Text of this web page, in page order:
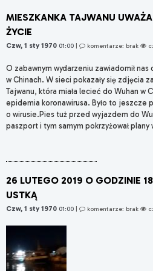
MIESZKANKA TAJWANU
ŻYCIE
Czw, 1 sty 1970 01:00 | komentarze: brak
O zabawnym wydarzeniu zawiadomił
w Chinach. W sieci pokazały się zdjęcia
Tajwanu, która miała lecieć do Wuhan w
epidemia koronawirusa. Było to jeszcze
o wirusie.Pies tuż przed wyjazdem do
paszport i tym samym pokrzyżował plany
26 LUTEGO 2019 O GODZINIE
USTKĄ
Czw, 1 sty 1970 01:00 | komentarze: brak